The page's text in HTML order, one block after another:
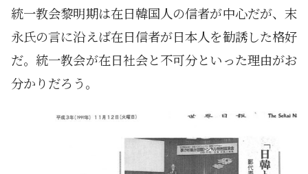
統一教会黎明期は在日韓国人の信者が中心だが、末
永氏の言に沿えば在日信者が日本人を勧誘した格好
だ。統一教会が在日社会と不可分といった理由がお
分かりだろう。